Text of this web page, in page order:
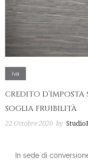
iva
CREDITO
SOGLIA FRUIBILITÀ
22 Ottobre 2020 by
In sede di